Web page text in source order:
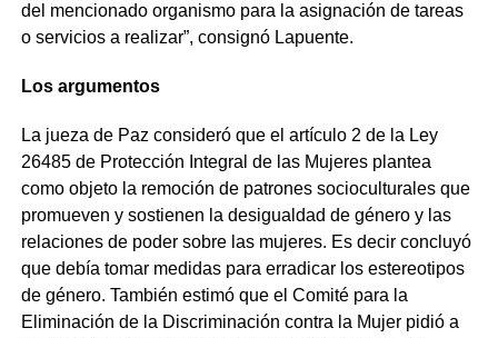
del mencionado organismo para la asignación de tareas
o servicios a realizar”, consignó Lapuente.
Los argumentos
La jueza de Paz consideró que el artículo 2 de la Ley
26485 de Protección Integral de las Mujeres plantea
como objeto la remoción de patrones socioculturales que
promueven y sostienen la desigualdad de género y las
relaciones de poder sobre las mujeres. Es decir concluyó
que debía tomar medidas para erradicar los estereotipos
de género. También estimó que el Comité para la
Eliminación de la Discriminación contra la Mujer pidió a